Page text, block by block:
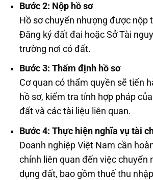
Bước 2: Nộp hồ sơ
Hồ sơ chuyển nhượng được nộp
Đăng ký đất đai hoặc Sở Tài
trường nơi có đất.
Bước 3: Thẩm định hồ sơ
Cơ quan có thẩm quyền sẽ tiến
hồ sơ, kiểm tra tính hợp pháp
đất và các tài liệu liên quan.
Bước 4: Thực hiện nghĩa vụ tài
Doanh nghiệp Việt Nam cần
chính liên quan đến việc chuyển
dụng đất, bao gồm thuế thu